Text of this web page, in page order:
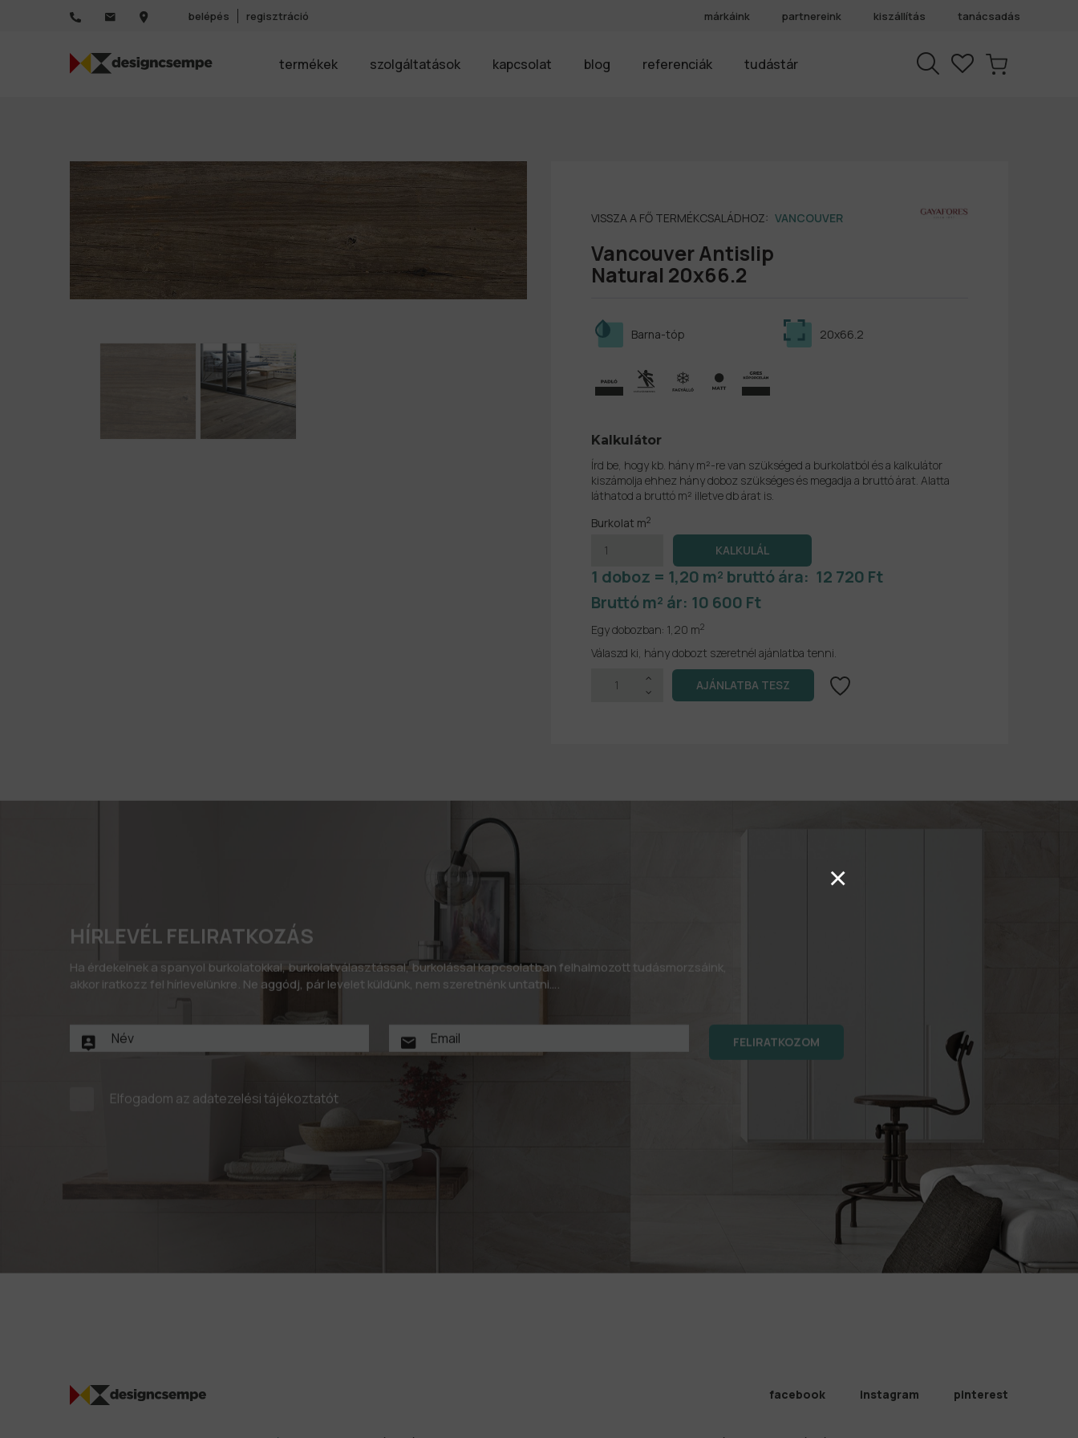
belépés regisztráció márkáink partnereink kiszállítás tanácsadás
termékek szolgáltatások kapcsolat blog referenciák tudástár
VISSZA A FŐ TERMÉKCSALÁDHOZ: VANCOUVER
Vancouver Antislip
Natural 20x66.2
20x66.2
Barna-tóp
Kalkulátor
Írd be, hogy kb. hány m²-re van szükséged a burkolatból és a kalkulátor
kiszámolja ehhez hány doboz szükséges és megadja a bruttó árat. Alatta
láthatod a bruttó m² illetve db árat is.
Burkolat m2
1 doboz = 1,20 m² bruttó ára: 12 720 Ft
Bruttó m² ár: 10 600 Ft
Egy dobozban: 1,20 m2
Válaszd ki, hány dobozt szeretnél ajánlatba tenni.
HÍRLEVÉL FELIRATKOZÁS
Ha érdekelnek a spanyol burkolatokkal, burkolatválasztással, burkolással kapcsolatban felhalmozott tudásmorzsáink,
akkor iratkozz fel hírlevelünkre. Ne aggódj, pár levelet küldünk, nem szeretnénk untatni….
FELIRATKOZOM
Elfogadom az adatezelési tájékoztatót
facebook instagram pinterest
×